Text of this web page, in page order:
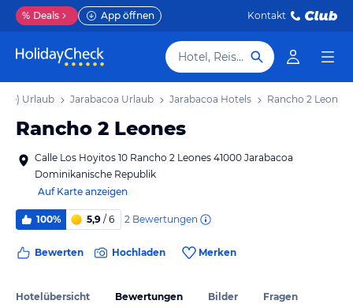
% Deals App öffnen Kontakt
Hotel, Reiseziel
Urlaub Jarabacoa Urlaub Jarabacoa Hotels Rancho 2 Leones
Rancho 2 Leones
Calle Los Hoyitos 10 Rancho 2 Leones 41000 Jarabacoa
Dominikanische Republik
Auf Karte anzeigen
100% 5,9 / 6 2 Bewertungen
Bewerten Hochladen Merken
Hotelübersicht Bewertungen Bilder Fragen